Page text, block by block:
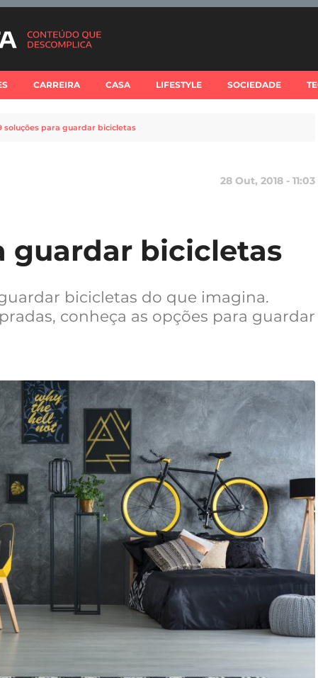
CARREIRA CASA LIFESTYLE SOCIEDADE
soluções para guardar bicicletas
28 Out, 2018 - 11:03
guardar bicicletas
bicicletas do que imagina.
conheça as opções para guardar